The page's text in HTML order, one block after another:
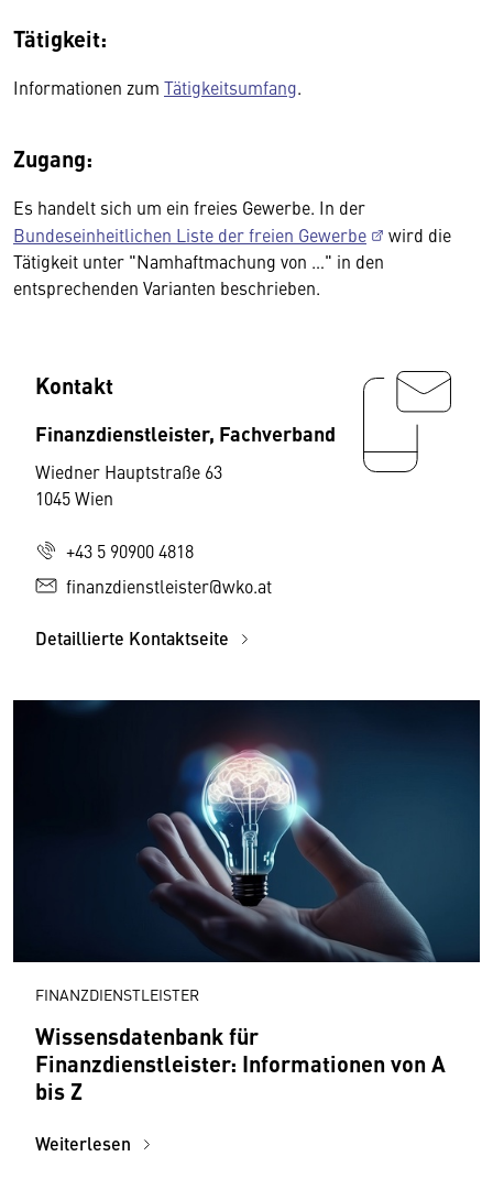
Tätigkeit:
Informationen zum Tätigkeitsumfang.
Zugang:
Es handelt sich um ein freies Gewerbe. In der
Bundeseinheitlichen Liste der freien Gewerbe
wird die
Tätigkeit unter "Namhaftmachung von …" in den
entsprechenden Varianten beschrieben.
Kontakt
Finanzdienstleister, Fachverband
Wiedner Hauptstraße 63
1045 Wien
+43 5 90900 4818
finanzdienstleister@wko.at
Detaillierte Kontaktseite
FINANZDIENSTLEISTER
Wissensdatenbank für
Finanzdienstleister: Informationen von A
bis Z
Weiterlesen